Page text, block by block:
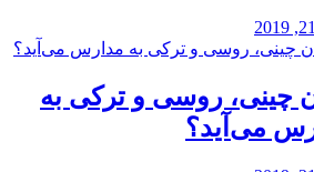
چینی، روسی و ترکی به
می‌آید؟